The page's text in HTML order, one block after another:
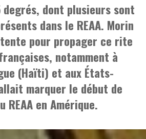
dont plusieurs sont
dans le REAA. Morin
pour propager ce rite
notamment à
(Haïti) et aux États-
marquer le début de
REAA en Amérique.